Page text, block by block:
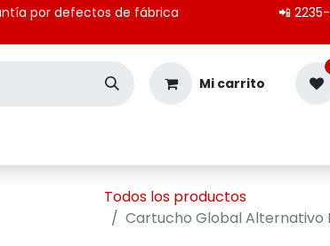
| 🔄 Garantía por defectos de fábrica 📲
Mi carrito
Todos los productos
Cartucho Global Alternativo